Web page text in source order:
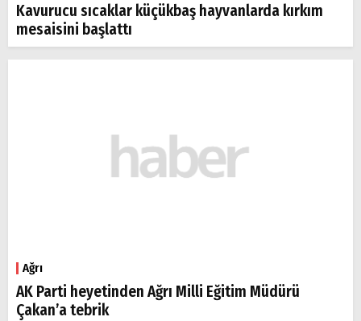
Kavurucu sıcaklar küçükbaş hayvanlarda kırkım
mesaisini başlattı
Ağrı
AK Parti heyetinden Ağrı Milli Eğitim Müdürü
Çakan’a tebrik